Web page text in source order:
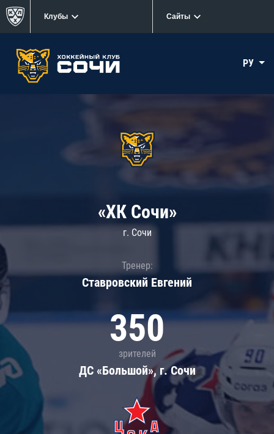
Клубы Сайты
РУ
«ХК Сочи»
г. Сочи
Тренер:
Ставровский Евгений
350
зрителей
ДС «Большой», г. Сочи